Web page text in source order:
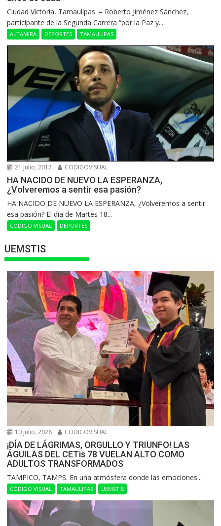
Ciudad Victoria, Tamaulipas. – Roberto Jiménez Sánchez,
participante de la Segunda Carrera “por la Paz y...
ALTAMIRA DEPORTES TAMAULIPAS
21 julio, 2017 CODIGOVISUAL
HA NACIDO DE NUEVO LA ESPERANZA,
¿Volveremos a sentir esa pasión?
HA NACIDO DE NUEVO LA ESPERANZA, ¿Volveremos a sentir
esa pasión? El día de Martes 18...
CÓDIGO VISUAL DEPORTES
UEMSTIS
10 julio, 2026 CODIGOVISUAL
¡DÍA DE LÁGRIMAS, ORGULLO Y TRIUNFO! LAS
ÁGUILAS DEL CETis 78 VUELAN ALTO COMO
ADULTOS TRANSFORMADOS
​TAMPICO, TAMPS. En una atmósfera donde las emociones...
CÓDIGO VISUAL TAMAULIPAS UEMSTIS